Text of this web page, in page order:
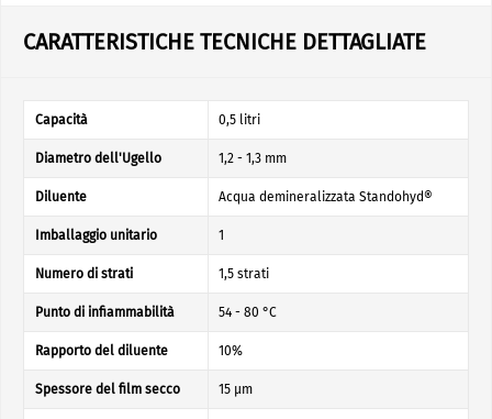
CARATTERISTICHE TECNICHE DETTAGLIATE
Capacità 0,5 litri
Diametro dell'Ugello 1,2 - 1,3 mm
Diluente Acqua demineralizzata Standohyd®
Imballaggio unitario 1
Numero di strati 1,5 strati
Punto di infiammabilità 54 - 80 °C
Rapporto del diluente 10%
Spessore del film secco 15 µm